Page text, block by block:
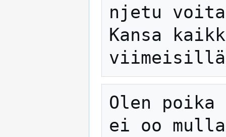
njetu
Kansa
Olen
ei oo